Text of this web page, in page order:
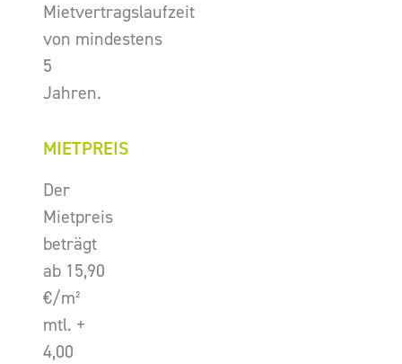
Mietvertragslaufzeit
von mindestens
5
Jahren.
MIETPREIS
Der
Mietpreis
beträgt
ab 15,90
€/m²
mtl. +
4,00